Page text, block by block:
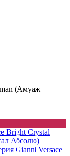
(Амуаж
Gianni Versace